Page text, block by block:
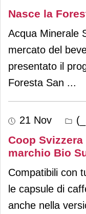
Nasce la
Acqua Minerale
mercato del
presentato il
Foresta San ...
21 Nov
Coop
marchio Bio
Compatibili con
le capsule di
anche nella